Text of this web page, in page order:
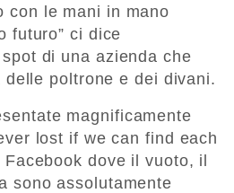
con le mani in mano
futuro” ci dice
di una azienda che
delle poltrone e dei divani.
magnificamente
lost if we can find each
dove il vuoto, il
sono assolutamente